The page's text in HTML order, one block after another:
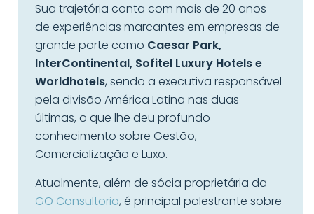
Sua trajetória conta com mais de 20 anos
de experiências marcantes em empresas de
grande porte como Caesar Park,
InterContinental, Sofitel Luxury Hotels e
Worldhotels, sendo a executiva responsável
pela divisão América Latina nas duas
últimas, o que lhe deu profundo
conhecimento sobre Gestão,
Comercialização e Luxo.
Atualmente, além de sócia proprietária da
GO Consultoria, é principal palestrante sobre